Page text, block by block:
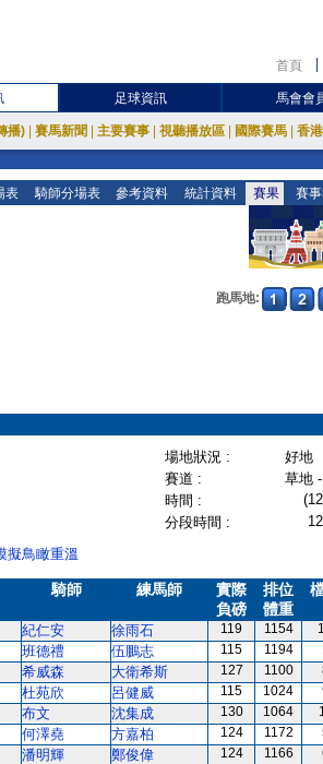
首頁
足球資訊 馬會會
播) 賽馬新聞 主要賽事 視聽播放區 國際賽馬 香
表 騎師分場表 參考資料 統計資料 賽果 賽
跑馬地:
場地狀況 :
好地
賽道 :
草地
時間 :
分段時間 :
擬鳥瞰重溫
騎師 練馬師
實際
負磅
排位
體重
紀仁安 徐雨石 119 1154
班德禮 伍鵬志 115 1194
希威森 大衛希斯 127 1100
杜苑欣 呂健威 115 1024
布文 沈集成 130 1064
何澤堯 方嘉柏 124 1172
潘明輝 鄭俊偉 124 1166